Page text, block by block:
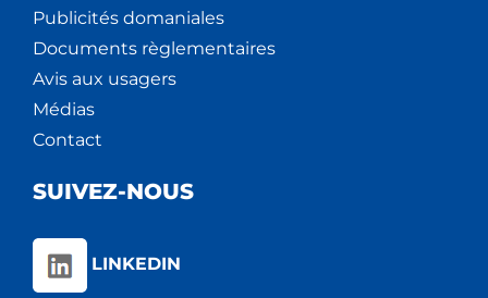
Publicités domaniales
Documents règlementaires
Avis aux usagers
Médias
Contact
SUIVEZ-NOUS
LINKEDIN